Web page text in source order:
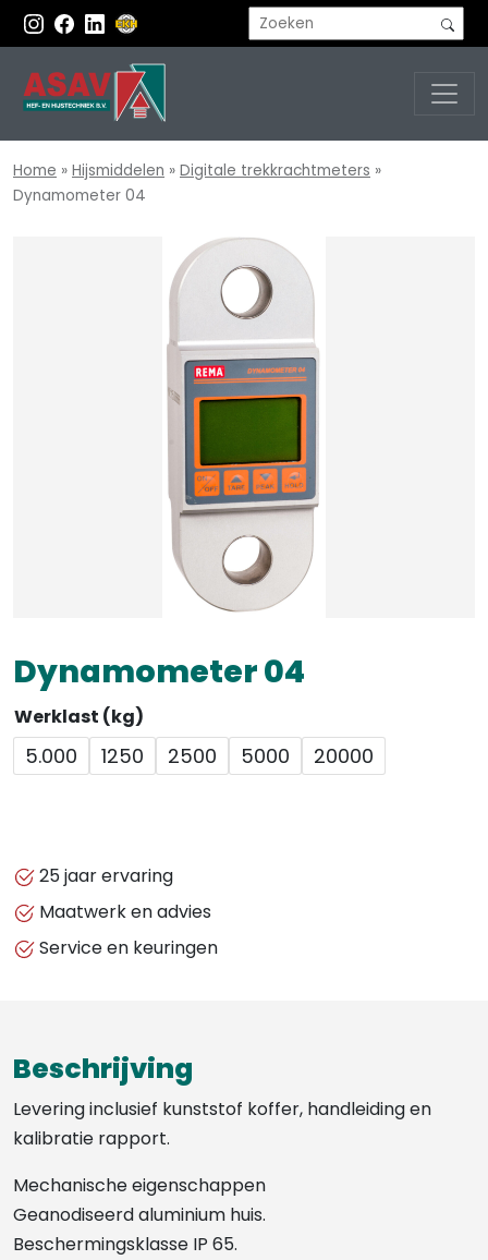
Home » Hijsmiddelen » Digitale trekkrachtmeters »
Dynamometer 04
Dynamometer 04
Werklast (kg)
5.000 1250 2500 5000 20000
25 jaar ervaring
Maatwerk en advies
Service en keuringen
Beschrijving
Levering inclusief kunststof koffer, handleiding en
kalibratie rapport.
Mechanische eigenschappen
Geanodiseerd aluminium huis.
Beschermingsklasse IP 65.